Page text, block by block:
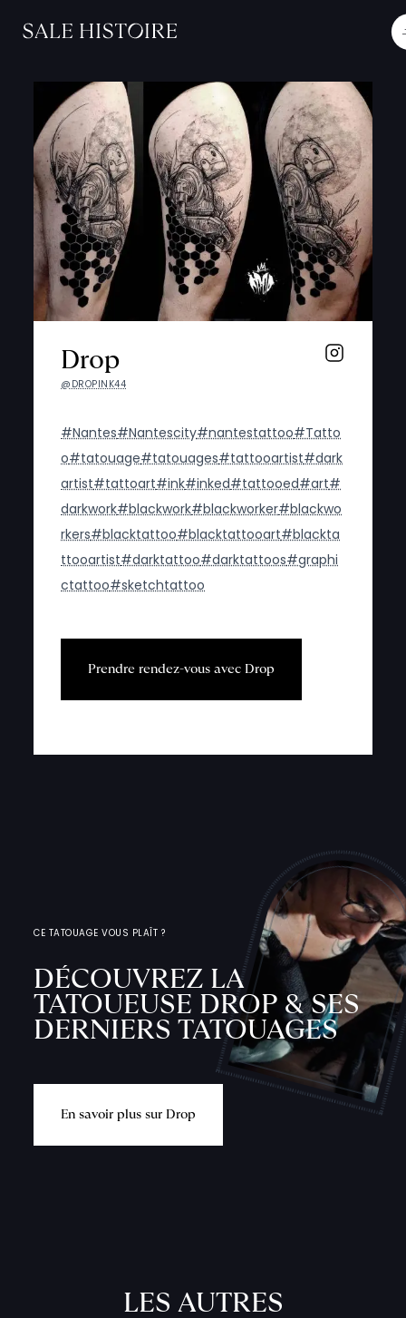
Drop
@DROPINK44
#Nantes#Nantescity#nantestattoo#Tatto
o#tatouage#tatouages#tattooartist#dark
artist#tattoart#ink#inked#tattooed#art#
darkwork#blackwork#blackworker#blackwo
rkers#blacktattoo#blacktattooart#blackta
ttooartist#darktattoo#darktattoos#graphi
ctattoo#sketchtattoo
Prendre rendez-vous avec Drop
CE TATOUAGE VOUS PLAÎT ?
DÉCOUVREZ LA
TATOUEUSE DROP & SES
DERNIERS TATOUAGES
En savoir plus sur Drop
LES AUTRES